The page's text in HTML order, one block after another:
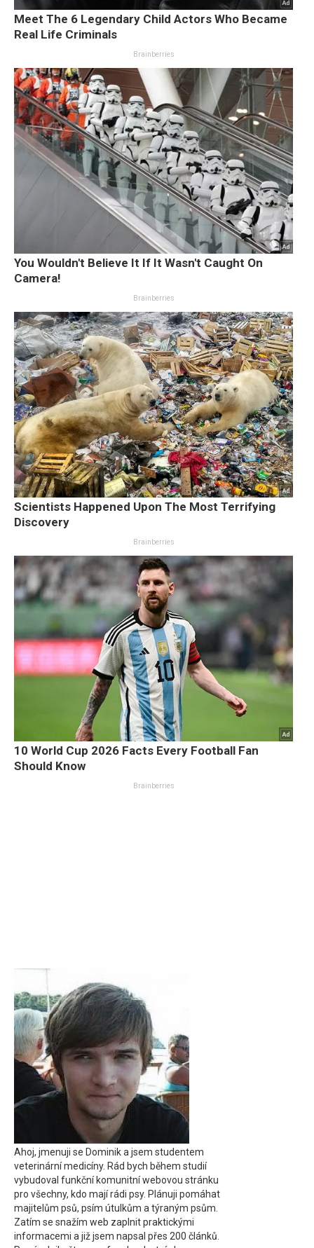
Ahoj, jmenuji se Dominik a jsem studentem
veterinární medicíny. Rád bych během studií
vybudoval funkční komunitní webovou stránku
pro všechny, kdo mají rádi psy. Plánuji pomáhat
majitelům psů, psím útulkům a týraným psům.
Zatím se snažím web zaplnit praktickými
informacemi a již jsem napsal přes 200 článků.